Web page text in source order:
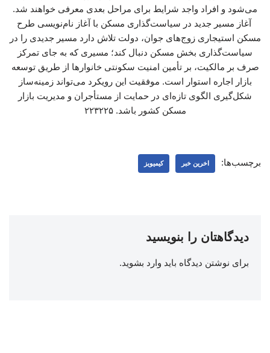
می‌شود و افراد واجد شرایط برای مراحل بعدی معرفی خواهند شد.
آغاز مسیر جدید در سیاست‌گذاری مسکن با آغاز نام‌نویسی طرح
مسکن استیجاری زوج‌های جوان، دولت تلاش دارد مسیر جدیدی را در
سیاست‌گذاری بخش مسکن دنبال کند؛ مسیری که به جای تمرکز
صرف بر مالکیت، بر تأمین امنیت سکونتی خانوارها از طریق توسعه
بازار اجاره استوار است. موفقیت این رویکرد می‌تواند زمینه‌ساز
شکل‌گیری الگوی تازه‌ای در حمایت از مستأجران و مدیریت بازار
مسکن کشور باشد. ۲۲۳۲۲۵
برچسب‌ها: اخرین خبر کیمیویز
دیدگاهتان را بنویسید
برای نوشتن دیدگاه باید وارد بشوید.